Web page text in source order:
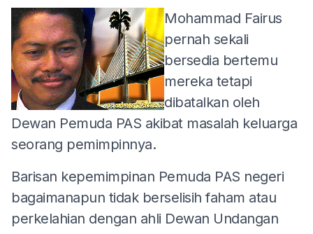
Mohammad Fairus
pernah sekali
bersedia bertemu
mereka tetapi
dibatalkan oleh
Dewan Pemuda PAS akibat masalah keluarga
seorang pemimpinnya.
Barisan kepemimpinan Pemuda PAS negeri
bagaimanapun tidak berselisih faham atau
perkelahian dengan ahli Dewan Undangan